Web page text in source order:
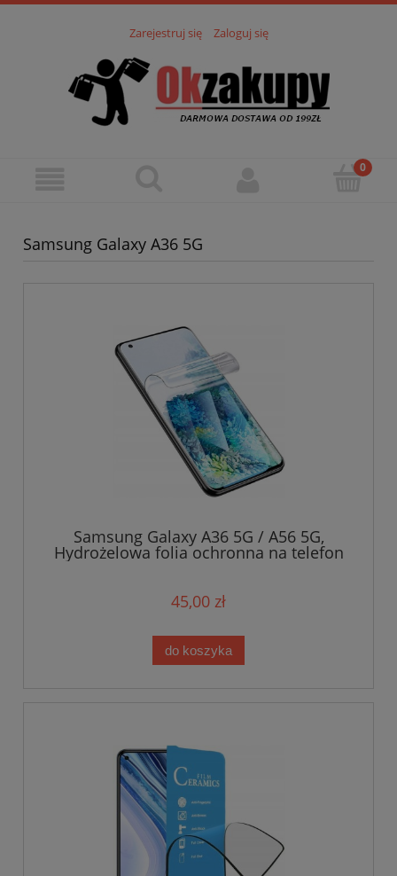
Zarejestruj się Zaloguj się
Samsung Galaxy A36 5G
Samsung Galaxy A36 5G / A56 5G,
Hydrożelowa folia ochronna na telefon
45,00 zł
do koszyka